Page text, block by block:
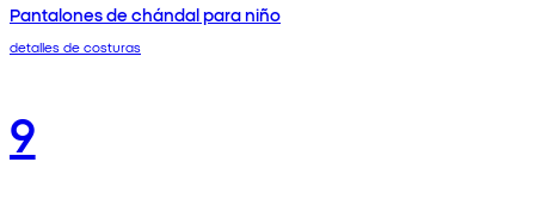
Pantalones de chándal para niño
detalles de costuras
9